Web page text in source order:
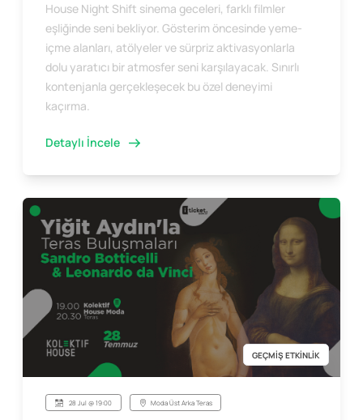
House Night Shift sinema geceleri, farklı filmler
eşliğinde seni bekliyor. Gösterim öncesinde yeme-
içme alanları, atölyeler ve sürpriz aktivasyonlarla
dolu yaratıcı bir atmosfer seni karşılayacak. Sınırlı
kontenjanla gerçekleşecek bu özel deneyimi
kaçırma.
Detaylı İncele
GEÇMİŞ ETKİNLİK
28 Jul @ 19:00 Moda Üst Arka Teras